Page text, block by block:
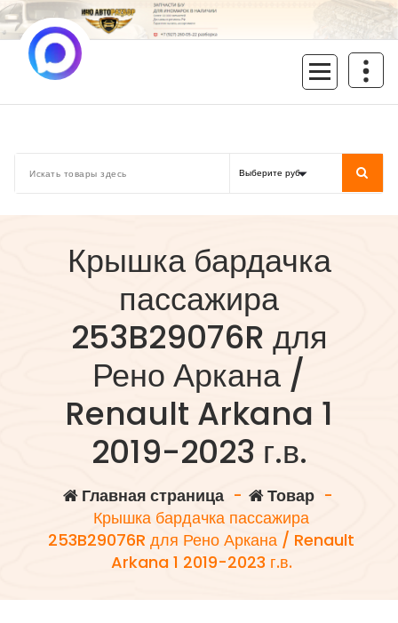
Перейти
к
содержимому
Крышка бардачка
пассажира
253B29076R для
Рено Аркана /
Renault Arkana 1
2019-2023 г.в.
Главная страница- Товар-
Крышка бардачка пассажира
253B29076R для Рено Аркана / Renault
Arkana 1 2019-2023 г.в.